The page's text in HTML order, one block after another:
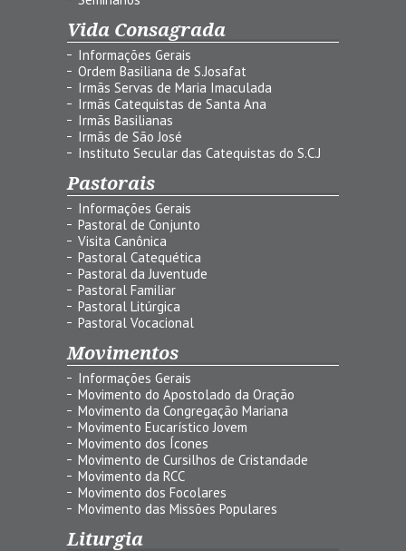
Vida Consagrada
Informações Gerais
Ordem Basiliana de S.Josafat
Irmãs Servas de Maria Imaculada
Irmãs Catequistas de Santa Ana
Irmãs Basilianas
Irmãs de São José
Instituto Secular das Catequistas do S.C.J
Pastorais
Informações Gerais
Pastoral de Conjunto
Visita Canônica
Pastoral Catequética
Pastoral da Juventude
Pastoral Familiar
Pastoral Litúrgica
Pastoral Vocacional
Movimentos
Informações Gerais
Movimento do Apostolado da Oração
Movimento da Congregação Mariana
Movimento Eucarístico Jovem
Movimento dos Ícones
Movimento de Cursilhos de Cristandade
Movimento da RCC
Movimento dos Focolares
Movimento das Missões Populares
Liturgia